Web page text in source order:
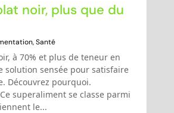
noir, plus que du
,Santé
à 70% et plus de teneur en
solution sensée pour satisfaire
Découvrez pourquoi.
superaliment se classe parmi
le...